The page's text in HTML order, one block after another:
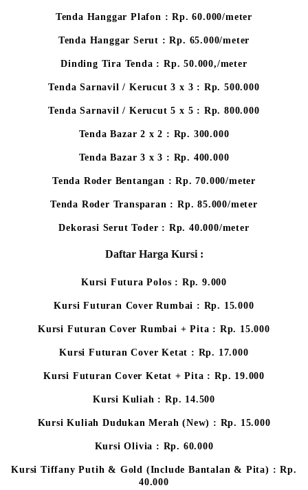
Tenda Hanggar Plafon : Rp. 60.000/meter
Tenda Hanggar Serut : Rp. 65.000/meter
Dinding Tira Tenda : Rp. 50.000,/meter
Tenda Sarnavil / Kerucut 3 x 3 : Rp. 500.000
Tenda Sarnavil / Kerucut 5 x 5 : Rp. 800.000
Tenda Bazar 2 x 2 : Rp. 300.000
Tenda Bazar 3 x 3 : Rp. 400.000
Tenda Roder Bentangan : Rp. 70.000/meter
Tenda Roder Transparan : Rp. 85.000/meter
Dekorasi Serut Toder : Rp. 40.000/meter
Daftar Harga Kursi :
Kursi Futura Polos : Rp. 9.000
Kursi Futuran Cover Rumbai : Rp. 15.000
Kursi Futuran Cover Rumbai + Pita : Rp. 15.000
Kursi Futuran Cover Ketat : Rp. 17.000
Kursi Futuran Cover Ketat + Pita : Rp. 19.000
Kursi Kuliah : Rp. 14.500
Kursi Kuliah Dudukan Merah (New) : Rp. 15.000
Kursi Olivia : Rp. 60.000
Kursi Tiffany Putih & Gold (Include Bantalan & Pita) : Rp.
40.000